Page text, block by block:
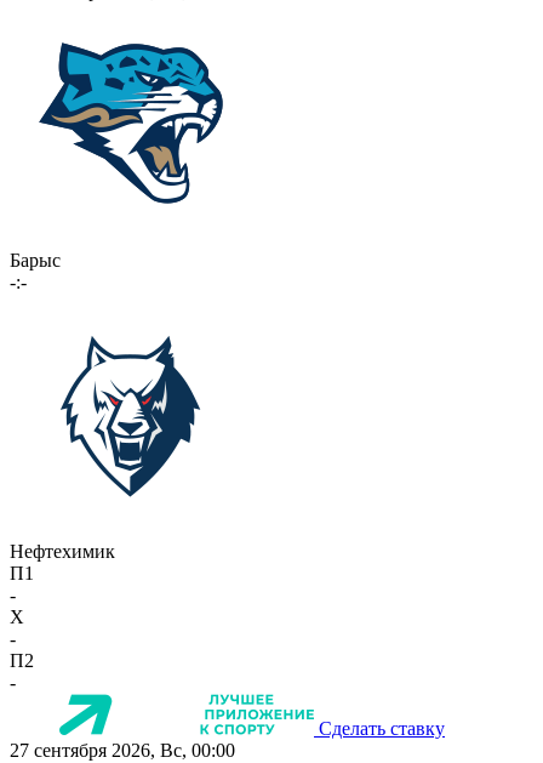
Барыс
-:-
Нефтехимик
П1
-
X
-
П2
-
Сделать ставку
27 сентября 2026, Вс, 00:00